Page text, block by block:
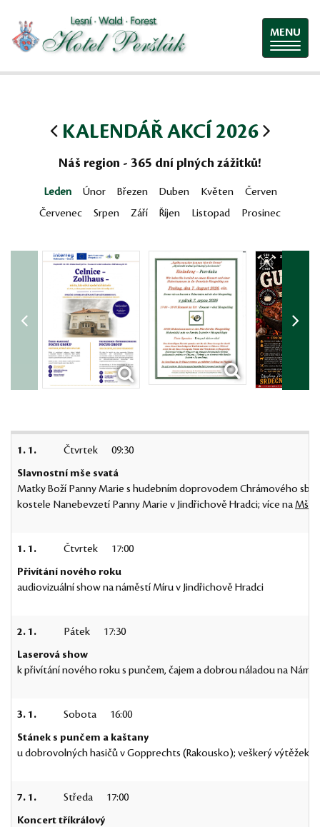
MENU
KALENDÁŘ AKCÍ 2026
Náš region - 365 dní plných zážitků!
Leden Únor Březen Duben Květen
Červen
Červenec
Srpen Září Říjen Listopad Prosinec
1. 1. Čtvrtek
09:30
Slavnostní mše svatá
Matky Boží Panny Marie s hudebním doprovodem Chrámového
kostele Nanebevzetí Panny Marie v Jindřichově Hradci; více naMše
1. 1. Čtvrtek
17:00
Přivítání nového roku
audiovizuální show na náměstí Míru v Jindřichově Hradci
2. 1. Pátek
17:30
Laserová show
k přivítání nového roku s punčem, čajem a dobrou náladou na
3. 1. Sobota
16:00
Stánek s punčem a kaštany
u dobrovolných hasičů v Gopprechts (Rakousko); veškerý výtěžek
7. 1. Středa
17:00
Koncert tříkrálový